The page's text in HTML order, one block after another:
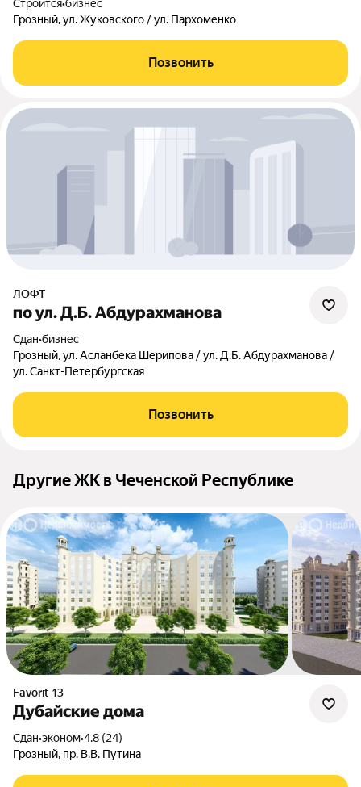
Строится•бизнес
Грозный, ул. Жуковского / ул. Пархоменко
Позвонить
ЛОФТ
по ул. Д.Б. Абдурахманова
Сдан•бизнес
Грозный, ул. Асланбека Шерипова / ул. Д.Б. Абдурахманова /
ул. Санкт-Петербургская
Позвонить
Другие ЖК в Чеченской Республике
Favorit-13
Дубайские дома
Сдан•эконом•4.8 (24)
Грозный, пр. В.В. Путина